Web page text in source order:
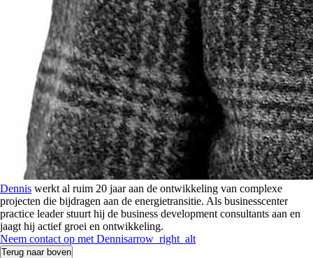
Dennis werkt al ruim 20 jaar aan de ontwikkeling van complexe
projecten die bijdragen aan de energietransitie. Als businesscenter
practice leader stuurt hij de business development consultants aan en
jaagt hij actief groei en ontwikkeling.
Neem contact op met Dennisarrow_right_alt
Terug naar boven